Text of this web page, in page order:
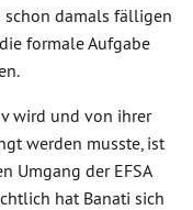
schon damals fälligen
formale Aufgabe
wird und von ihrer
werden musste, ist
Umgang der EFSA
hat Banati sich